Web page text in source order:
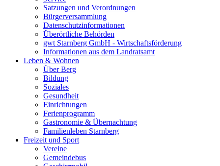
Satzungen und Verordnungen
Bürgerversammlung
Datenschutzinformationen
Überörtliche Behörden
gwt Starnberg GmbH - Wirtschaftsförderung
Informationen aus dem Landratsamt
Leben & Wohnen
Über Berg
Bildung
Soziales
Gesundheit
Einrichtungen
Ferienprogramm
Gastronomie & Übernachtung
Familienleben Starnberg
Freizeit und Sport
Vereine
Gemeindebus